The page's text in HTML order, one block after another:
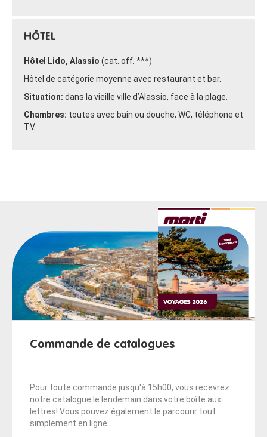
HÔTEL
Hôtel Lido, Alassio (cat. off. ***)
Hôtel de catégorie moyenne avec restaurant et bar.
Situation: dans la vieille ville d’Alassio, face à la plage.
Chambres: toutes avec bain ou douche, WC, téléphone et
TV.
Commande de catalogues
Pour toute commande jusqu'à 15h00, vous recevrez
notre catalogue le lendemain dans votre boîte aux
lettres! Vous pouvez également le parcourir tout
simplement en ligne.